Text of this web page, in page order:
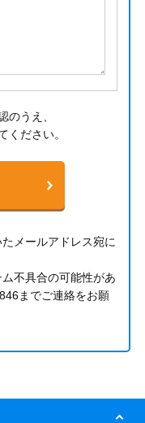
のうえ、
ください。
メールアドレス宛に
不具合の可能性があ
までご連絡をお願